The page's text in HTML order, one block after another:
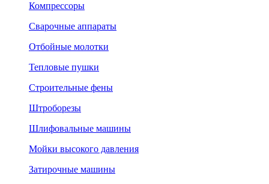
Компрессоры
Сварочные аппараты
Отбойные молотки
Тепловые пушки
Строительные фены
Штроборезы
Шлифовальные машины
Мойки высокого давления
Затирочные машины